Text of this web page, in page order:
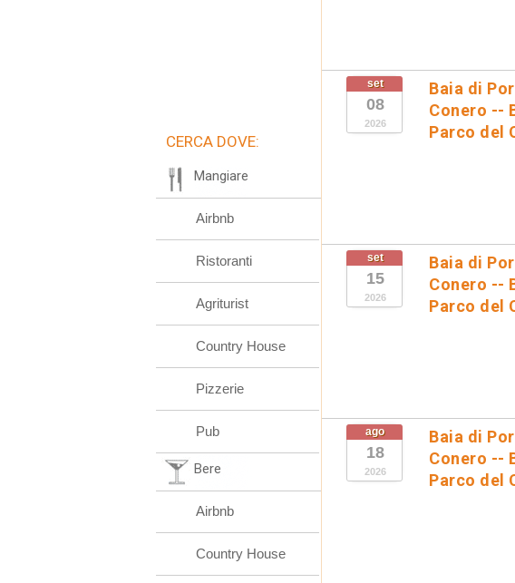
set
08
2026
Baia di
Conero --
Parco del
set
15
2026
Baia di
Conero --
Parco del
ago
18
2026
Baia di
Conero --
Parco del
CERCA DOVE:
Mangiare
Airbnb
Ristoranti
Agriturist
Country House
Pizzerie
Pub
Bere
Airbnb
Country House